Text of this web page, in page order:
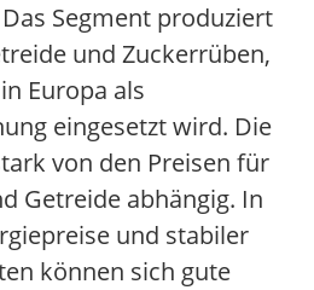
Segment produziert
und Zuckerrüben,
Europa als
eingesetzt wird. Die
von den Preisen für
Getreide abhängig. In
und stabiler
können sich gute